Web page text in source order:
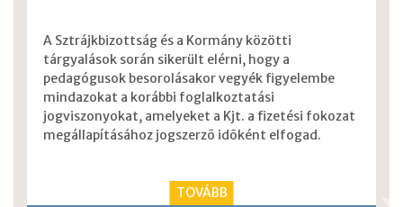
A Sztrájkbizottság és a Kormány közötti
tárgyalások során sikerült elérni, hogy a
pedagógusok besorolásakor vegyék figyelembe
mindazokat a korábbi foglalkoztatási
jogviszonyokat, amelyeket a Kjt. a fizetési fokozat
megállapításához jogszerzõ idõként elfogad.
TOVÁBB